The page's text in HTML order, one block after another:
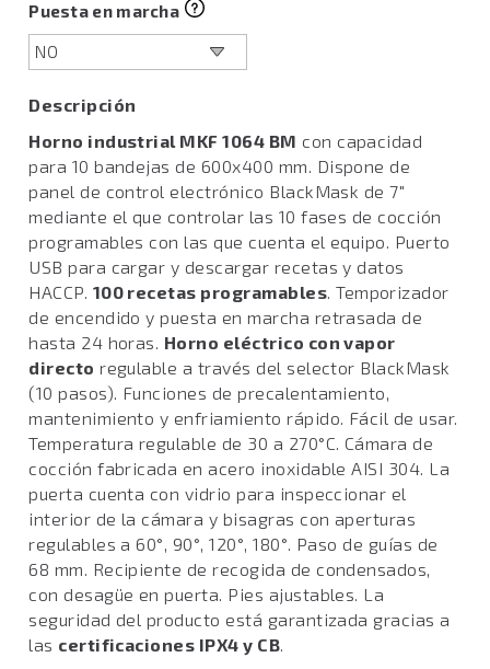
Puesta en marcha
Descripción
Horno industrial MKF 1064 BM con capacidad
para 10 bandejas de 600x400 mm. Dispone de
panel de control electrónico BlackMask de 7"
mediante el que controlar las 10 fases de cocción
programables con las que cuenta el equipo. Puerto
USB para cargar y descargar recetas y datos
HACCP. 100 recetas programables. Temporizador
de encendido y puesta en marcha retrasada de
hasta 24 horas. Horno eléctrico con vapor
directo regulable a través del selector BlackMask
(10 pasos). Funciones de precalentamiento,
mantenimiento y enfriamiento rápido. Fácil de usar.
Temperatura regulable de 30 a 270°C. Cámara de
cocción fabricada en acero inoxidable AISI 304. La
puerta cuenta con vidrio para inspeccionar el
interior de la cámara y bisagras con aperturas
regulables a 60°, 90°, 120°, 180°. Paso de guías de
68 mm. Recipiente de recogida de condensados,
con desagüe en puerta. Pies ajustables. La
seguridad del producto está garantizada gracias a
las certificaciones IPX4 y CB.